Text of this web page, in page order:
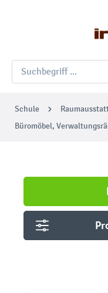
Schule
Büromöbel,